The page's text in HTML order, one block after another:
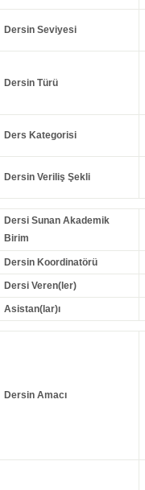
Dersin Seviyesi
Dersin Türü
Ders Kategorisi
Dersin Veriliş Şekli
Dersi Sunan Akademik
Birim
Dersin Koordinatörü
Dersi Veren(ler)
Asistan(lar)ı
Dersin Amacı